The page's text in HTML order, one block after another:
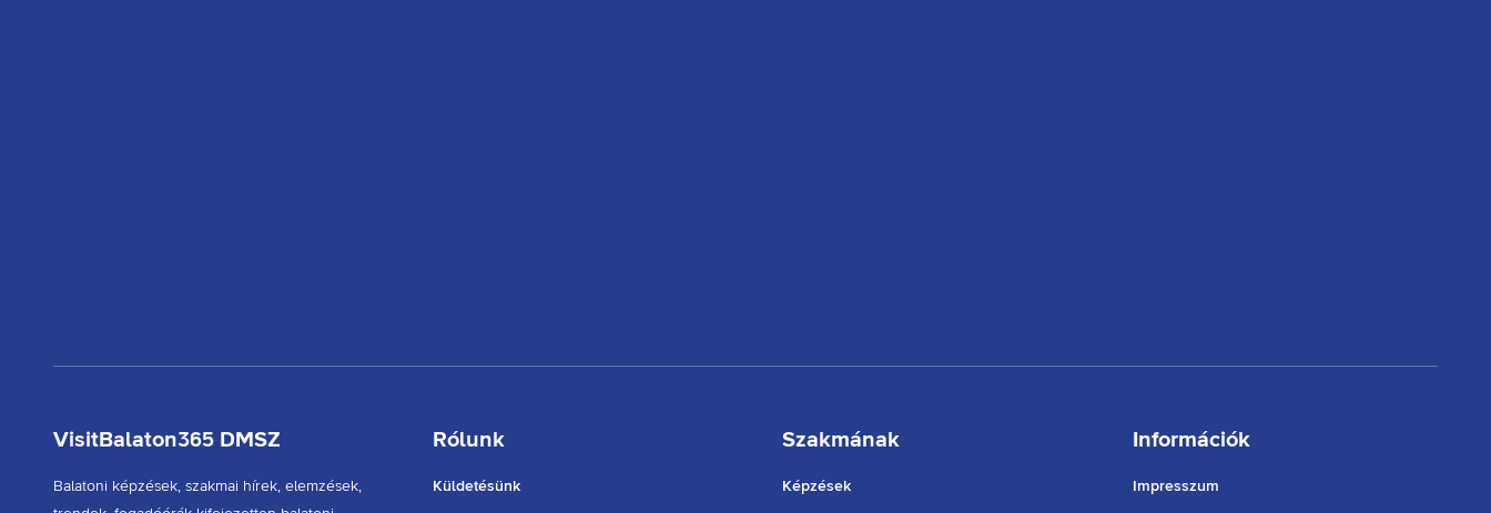
VisitBalaton365 DMSZ
Balatoni képzések, szakmai hírek, elemzések,
Rólunk
Küldetésünk
Szakmának
Képzések
Információk
Impresszum